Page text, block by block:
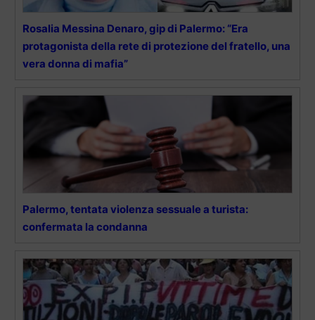
Rosalia Messina Denaro, gip di Palermo: “Era
protagonista della rete di protezione del fratello, una
vera donna di mafia”
Palermo, tentata violenza sessuale a turista:
confermata la condanna